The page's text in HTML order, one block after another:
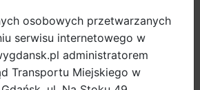
14. edycji
do
i szkoły -
Kilometry
dokumenty
projekty UE
Trwa
osobowych przetwarzanych
serwisu internetowego w
administratorem
Transportu Miejskiego w